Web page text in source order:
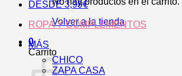
Volver a la tienda
0
Carrito
DESDE 3,99€
ROPA Y COMPLEMENTOS
MÁS
CHICO
ZAPA CASA